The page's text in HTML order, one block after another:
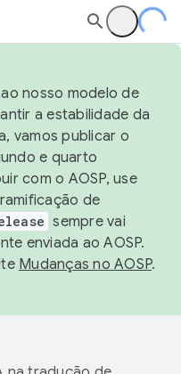
nosso modelo de
a estabilidade da
vamos publicar o
e quarto
com o AOSP, use
de
sempre vai
enviada ao AOSP.
Mudanças no AOSP.